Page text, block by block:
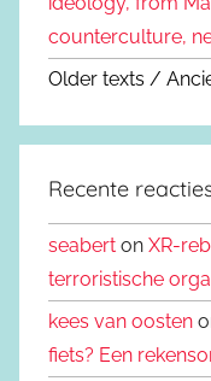
counterculture,
Older texts /
Recente
seabert on XR-
terroristische
kees van oosten
fiets? Een